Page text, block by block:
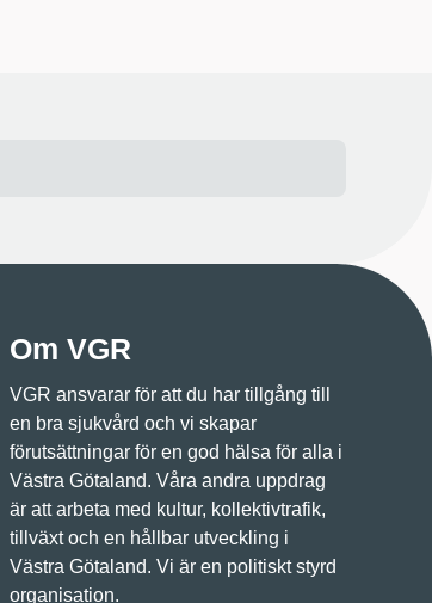
Om VGR
VGR ansvarar för att du har tillgång till
en bra sjukvård och vi skapar
förutsättningar för en god hälsa för alla i
Västra Götaland. Våra andra uppdrag
är att arbeta med kultur, kollektivtrafik,
tillväxt och en hållbar utveckling i
Västra Götaland. Vi är en politiskt styrd
organisation.